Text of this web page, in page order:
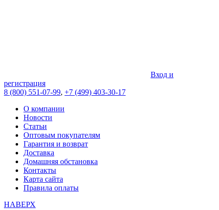
Вход и
регистрация
8 (800) 551-07-99, +7 (499) 403-30-17
О компании
Новости
Статьи
Оптовым покупателям
Гарантия и возврат
Доставка
Домашняя обстановка
Контакты
Карта сайта
Правила оплаты
НАВЕРХ